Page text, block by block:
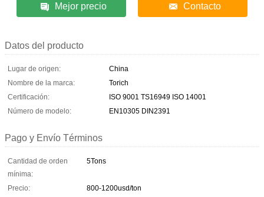
Mejor precio Contacto
Datos del producto
Lugar de origen:
China
Nombre de la marca:
Torich
Certificación:
ISO 9001 TS16949 ISO 14001
Número de modelo:
EN10305 DIN2391
Pago y Envío Términos
Cantidad de orden
mínima:
5Tons
Precio:
800-1200usd/ton